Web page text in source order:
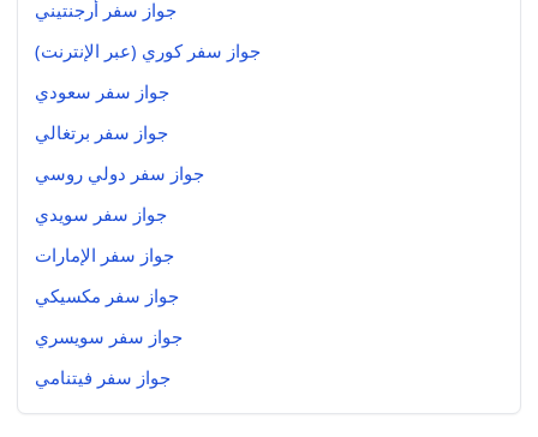
جواز سفر أرجنتيني
جواز سفر كوري (عبر الإنترنت)
جواز سفر سعودي
جواز سفر برتغالي
جواز سفر دولي روسي
جواز سفر سويدي
جواز سفر الإمارات
جواز سفر مكسيكي
جواز سفر سويسري
جواز سفر فيتنامي